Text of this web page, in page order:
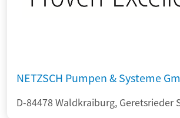
NETZSCH Pumpen & Systeme
D-84478 Waldkraiburg, Geretsrieder